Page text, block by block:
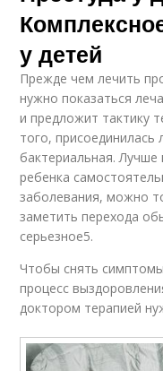
у детей
Прежде чем лечить
нужно показаться
и предложит тактику
того, присоединилась
бактериальная. Лучше
ребенка
заболевания, можно
заметить перехода
серьезное5.
Чтобы снять
процесс
доктором терапией